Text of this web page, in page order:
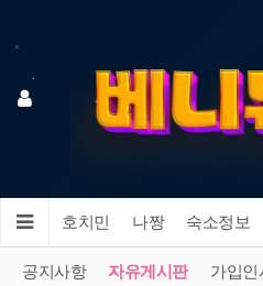
다낭 호치민 나짱 숙소정보
공지사항 자유게시판 가입인